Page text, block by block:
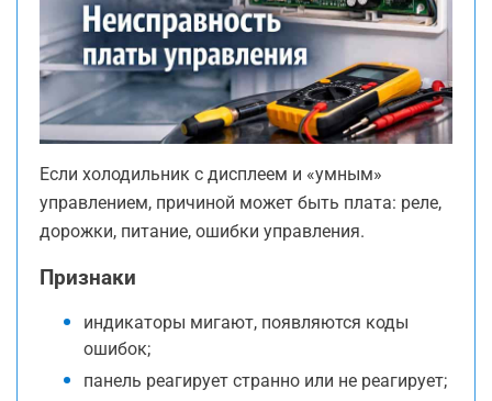
Если холодильник с дисплеем и «умным»
управлением, причиной может быть плата: реле,
дорожки, питание, ошибки управления.
Признаки
индикаторы мигают, появляются коды
ошибок;
панель реагирует странно или не реагирует;